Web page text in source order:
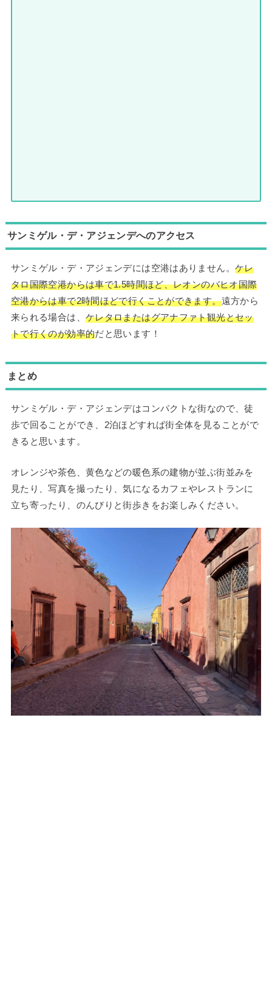
サンミゲル・デ・アジェンデへのアクセス
サンミゲル・デ・アジェンデには空港はありません。 ケレ
タロ国際空港からは車で1.5時間ほど、レオンのバヒオ国際
空港からは車で2時間ほどで行くことができます。遠方から
来られる場合は、 ケレタロまたはグアナファト観光とセッ
トで行くのが効率的だと思います！
まとめ
サンミゲル・デ・アジェンデはコンパクトな街なので、徒
歩で回ることができ、2泊ほどすれば街全体を見ることがで
きると思います。
オレンジや茶色、黄色などの暖色系の建物が並ぶ街並みを
見たり、写真を撮ったり、気になるカフェやレストランに
立ち寄ったり、のんびりと街歩きをお楽しみください。